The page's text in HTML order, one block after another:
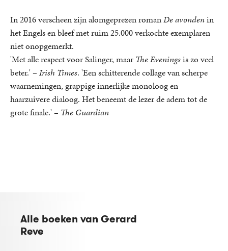
In 2016 verscheen zijn alomgeprezen romanDe avondenin
het Engels en bleef met ruim 25.000 verkochte exemplaren
niet onopgemerkt.
'Met alle respect voor Salinger, maar The Eveningsis zo veel
beter.' – Irish Times. 'Een schitterende collage van scherpe
waarnemingen, grappige innerlijke monoloog en
haarzuivere dialoog. Het beneemt de lezer de adem tot de
grote finale.' – The Guardian
Alle boeken van Gerard
Reve